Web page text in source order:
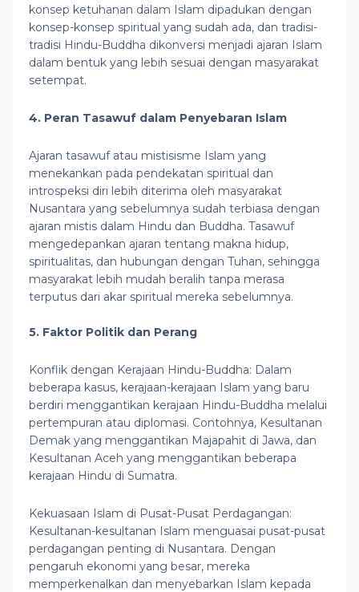
konsep ketuhanan dalam Islam dipadukan dengan
konsep-konsep spiritual yang sudah ada, dan tradisi-
tradisi Hindu-Buddha dikonversi menjadi ajaran Islam
dalam bentuk yang lebih sesuai dengan masyarakat
setempat.
4. Peran Tasawuf dalam Penyebaran Islam
Ajaran tasawuf atau mistisisme Islam yang
menekankan pada pendekatan spiritual dan
introspeksi diri lebih diterima oleh masyarakat
Nusantara yang sebelumnya sudah terbiasa dengan
ajaran mistis dalam Hindu dan Buddha. Tasawuf
mengedepankan ajaran tentang makna hidup,
spiritualitas, dan hubungan dengan Tuhan, sehingga
masyarakat lebih mudah beralih tanpa merasa
terputus dari akar spiritual mereka sebelumnya.
5. Faktor Politik dan Perang
Konflik dengan Kerajaan Hindu-Buddha: Dalam
beberapa kasus, kerajaan-kerajaan Islam yang baru
berdiri menggantikan kerajaan Hindu-Buddha melalui
pertempuran atau diplomasi. Contohnya, Kesultanan
Demak yang menggantikan Majapahit di Jawa, dan
Kesultanan Aceh yang menggantikan beberapa
kerajaan Hindu di Sumatra.
Kekuasaan Islam di Pusat-Pusat Perdagangan:
Kesultanan-kesultanan Islam menguasai pusat-pusat
perdagangan penting di Nusantara. Dengan
pengaruh ekonomi yang besar, mereka
memperkenalkan dan menyebarkan Islam kepada